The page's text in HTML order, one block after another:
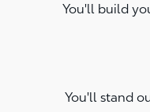
You'll build
You'll stand